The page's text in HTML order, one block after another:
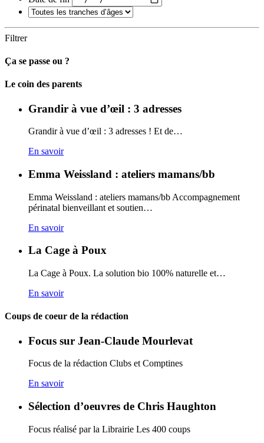
Filtrer
Ça se passe ou ?
Carto
Le coin des parents
Grandir à vue d’œil : 3 adresses
Grandir à vue d’œil : 3 adresses ! Et de…
En savoir
Emma Weissland : ateliers mamans/bb
Emma Weissland : ateliers mamans/bb Accompagnement
périnatal bienveillant et soutien…
En savoir
La Cage à Poux
La Cage à Poux. La solution bio 100% naturelle et…
En savoir
Coups de coeur de la rédaction
Focus sur Jean-Claude Mourlevat
Focus de la rédaction Clubs et Comptines
En savoir
Sélection d’oeuvres de Chris Haughton
Focus réalisé par la Librairie Les 400 coups